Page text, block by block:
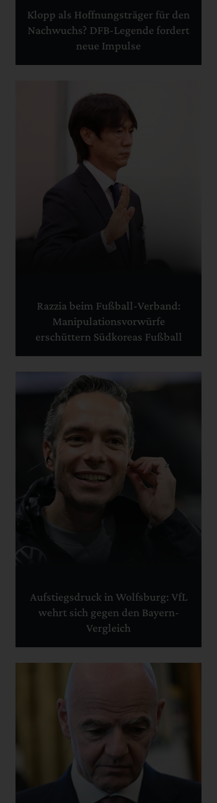
Klopp als Hoffnungsträger für den
Nachwuchs? DFB-Legende fordert
neue Impulse
Razzia beim Fußball-Verband:
Manipulationsvorwürfe
erschüttern Südkoreas Fußball
Aufstiegsdruck in Wolfsburg: VfL
wehrt sich gegen den Bayern-
Vergleich